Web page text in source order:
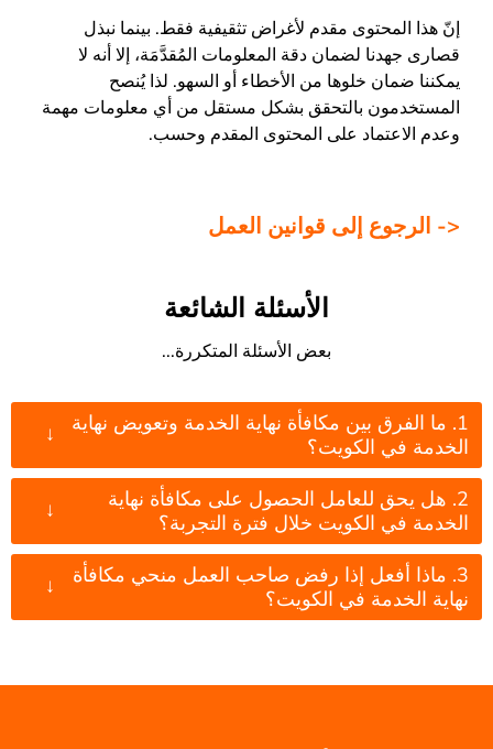
إنّ هذا المحتوى مقدم لأغراض تثقيفية فقط. بينما نبذل
قصارى جهدنا لضمان دقة المعلومات المُقدَّمَة، إلا أنه لا
يمكننا ضمان خلوها من الأخطاء أو السهو. لذا يُنصح
المستخدمون بالتحقق بشكل مستقل من أي معلومات مهمة
وعدم الاعتماد على المحتوى المقدم وحسب.
<- الرجوع إلى قوانين العمل
الأسئلة الشائعة
بعض الأسئلة المتكررة...
1. ما الفرق بين مكافأة نهاية الخدمة وتعويض نهاية
الخدمة في الكويت؟
↓
2. هل يحق للعامل الحصول على مكافأة نهاية
الخدمة في الكويت خلال فترة التجربة؟
↓
3. ماذا أفعل إذا رفض صاحب العمل منحي مكافأة
نهاية الخدمة في الكويت؟
↓